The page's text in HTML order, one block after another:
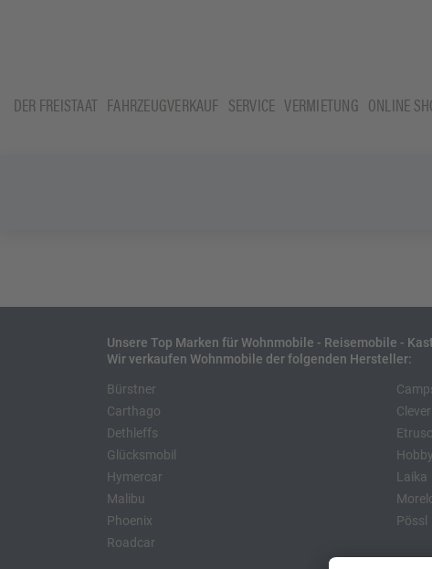
DER FREISTAAT FAHRZEUGVERKAUF SERVICE VERMIETUNG ONLINE
Unsere Top Marken für Wohnmobile - Reisemobile -
Wir verkaufen Wohnmobile der folgenden Hersteller:
Bürstner
Carthago
Dethleffs
Glücksmobil
Hymercar
Malibu
Phoenix
Roadcar
Clever
Hobby
Laika
Pössl